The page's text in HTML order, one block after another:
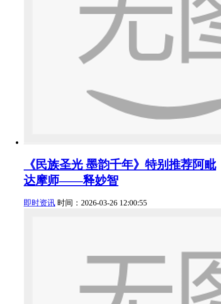
《民族圣光 墨韵千年》特别推荐阿毗
达摩师——释妙智
即时资讯 时间：2026-03-26 12:00:55